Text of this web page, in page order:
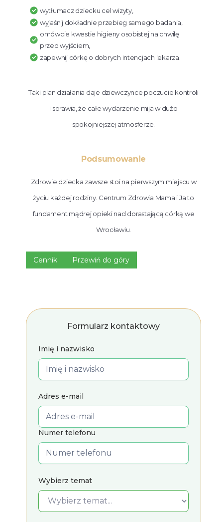
wytłumacz dziecku cel wizyty,
wyjaśnij dokładnie przebieg samego badania,
omówcie kwestie higieny osobistej na chwilę
przed wyjściem,
zapewnij córkę o dobrych intencjach lekarza.
Taki plan działania daje dziewczynce poczucie kontroli
i sprawia, że całe wydarzenie mija w dużo
spokojniejszej atmosferze.
Podsumowanie
Zdrowie dziecka zawsze stoi na pierwszym miejscu w
życiu każdej rodziny. Centrum Zdrowia Mama i Ja to
fundament mądrej opieki nad dorastającą córką we
Wrocławiu.
Cennik Przewiń do góry
Formularz kontaktowy
Imię i nazwisko
Adres e-mail
Numer telefonu
Wybierz temat